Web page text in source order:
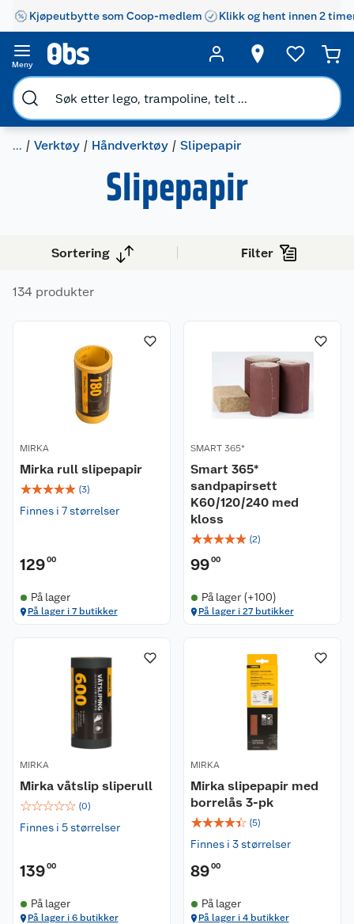
Kjøpeutbytte som Coop-medlem Klikk og hent innen 2
Meny
... Verktøy Håndverktøy Slipepapir
Slipepapir
Sortering Filter
134 produkter
MIRKA
Mirka rull slipepapir
☆☆☆☆☆ (3)
Finnes i 7 størrelser
12900
På lager
På lager i 7 butikker
SMART 365*
Smart 365*
sandpapirsett
K60/120/240 med
kloss
☆☆☆☆☆ (2)
9900
På lager (+100)
På lager i 27 butikker
MIRKA
Mirka våtslip sliperull
☆☆☆☆☆ (0)
Finnes i 5 størrelser
13900
På lager
På lager i 6 butikker
MIRKA
Mirka slipepapir med
borrelås 3-pk
☆☆☆☆☆ (5)
Finnes i 3 størrelser
8900
På lager
På lager i 4 butikker